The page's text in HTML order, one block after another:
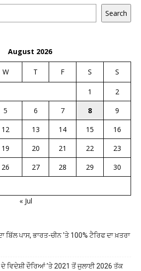
Search
August 2026
W T F S S
1
2
5 6 7 8
9
12 13 14 15
16
19 20 21 22
23
26 27 28 29
30
« Jul
ਬਿੱਲ ਪਾਸ, ਭਾਰਤ-ਚੀਨ ’ਤੇ 100% ਟੈਰਿਫ ਦਾ ਖ਼ਤਰਾ
ਵਿਦੇਸ਼ੀ ਦੌਰਿਆਂ ’ਤੇ 2021 ਤੋਂ ਜੁਲਾਈ 2026 ਤੱਕ